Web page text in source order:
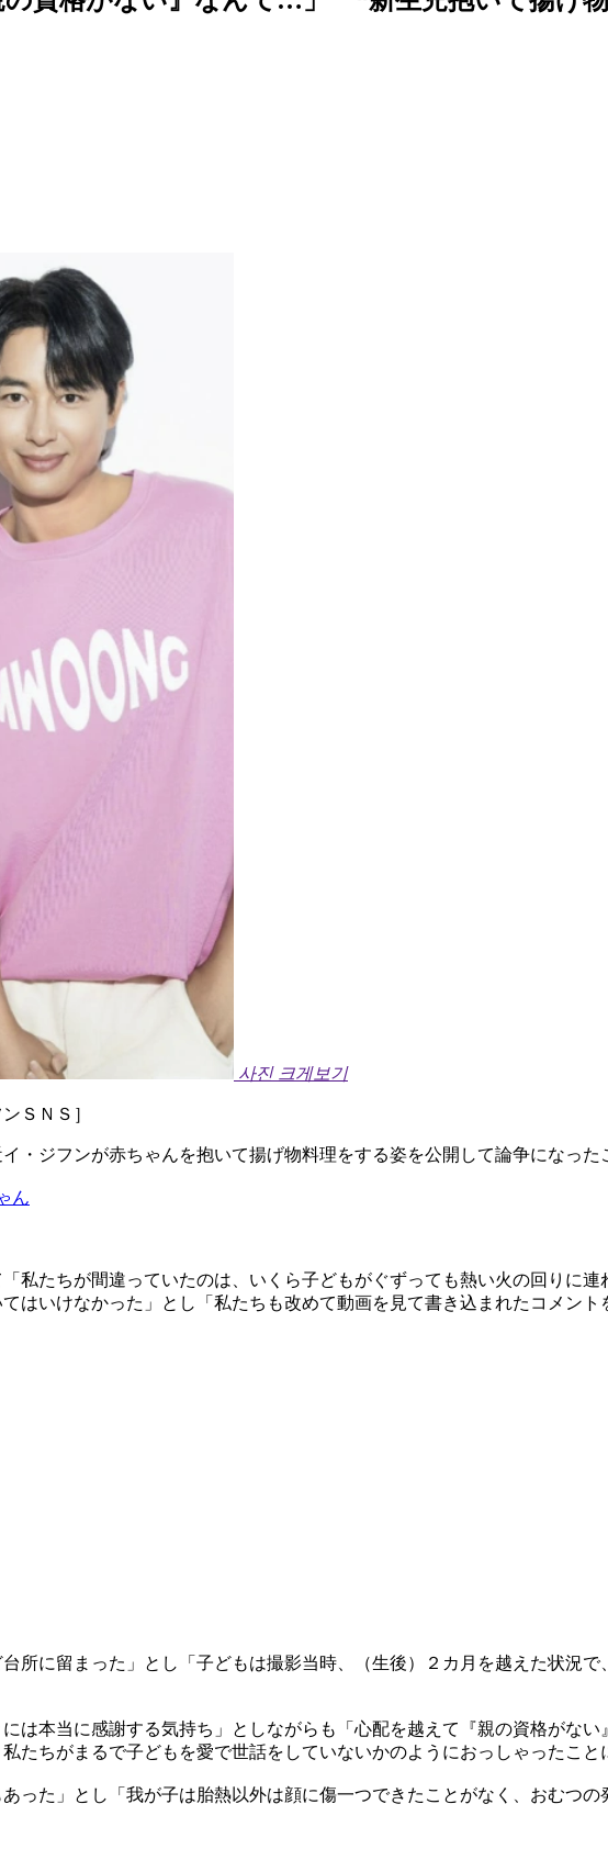
사진 크게보기
ＳＮＳ］
・ジフンが赤ちゃんを抱いて揚げ物料理をする姿を公開して論争になった
ん
私たちが間違っていたのは、いくら子どもがぐずっても熱い火の回りに
はいけなかった」とし「私たちも改めて動画を見て書き込まれたコメン
所に留まった」とし「子どもは撮影当時、（生後）２カ月を越えた状況
は本当に感謝する気持ち」としながらも「心配を越えて『親の資格がな
たちがまるで子どもを愛で世話をしていないかのようにおっしゃったこと
った」とし「我が子は胎熱以外は顔に傷一つできたことがなく、おむつ